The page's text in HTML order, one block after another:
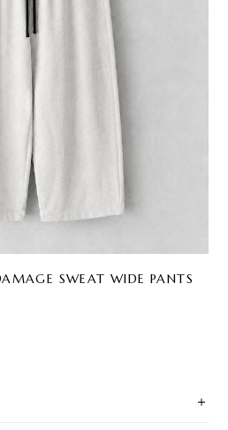
SWEAT WIDE PANTS